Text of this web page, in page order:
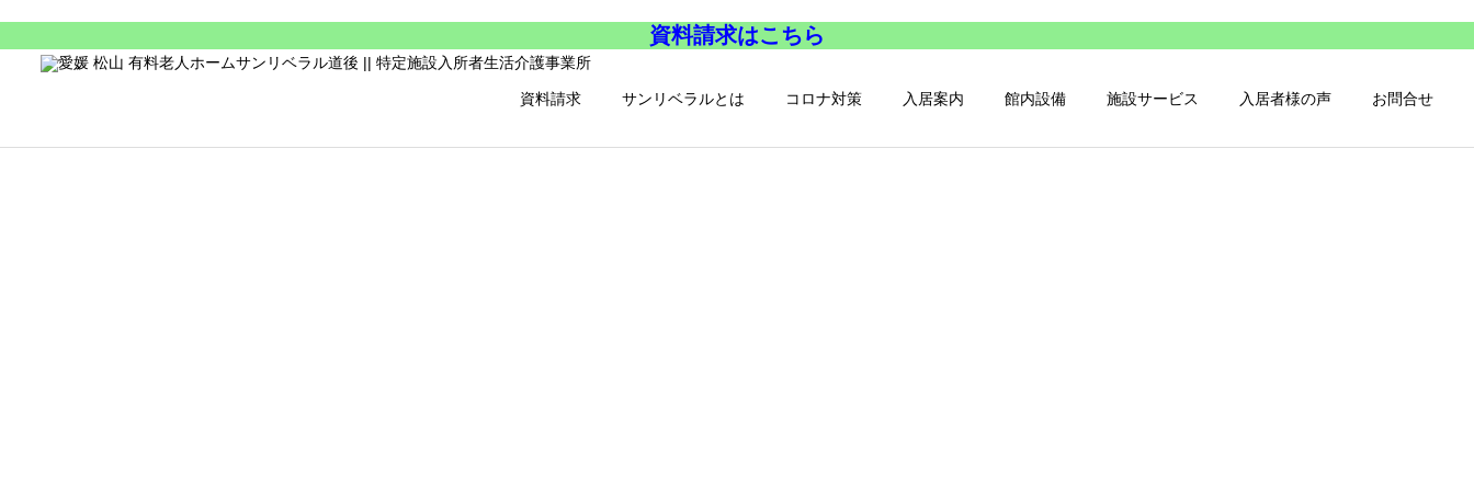
資料請求はこちら
資料請求 サンリベラルとは コロナ対策 入居案内 館内設備 施設サービス 入居者様の声 お問合せ